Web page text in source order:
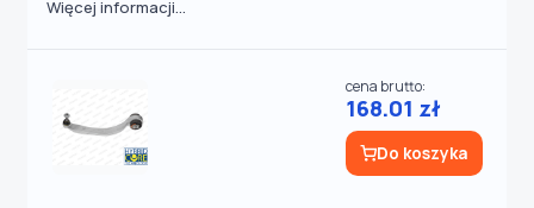
Więcej informacji...
cena brutto:
168.01 zł
Do koszyka